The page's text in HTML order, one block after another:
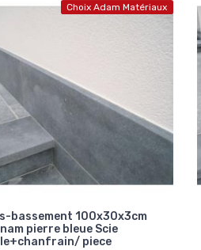
Choix Adam Matériaux
bassement 100x30x3cm
pierre bleue Scie
piece